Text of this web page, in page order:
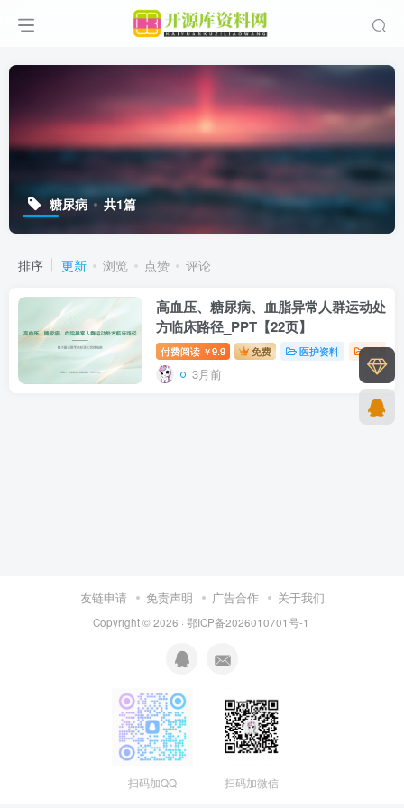
糖尿病 共1篇
排序 更新 浏览 点赞 评论
高血压、糖尿病、血脂异常人群运动处
方临床路径_PPT【22页】
付费阅读 ￥9.9 免费 医护资料 百度网
3月前 0
友链申请 免责声明 广告合作 关于我们
Copyright © 2026 · 鄂ICP备2026010701号-1
扫码加QQ 扫码加微信